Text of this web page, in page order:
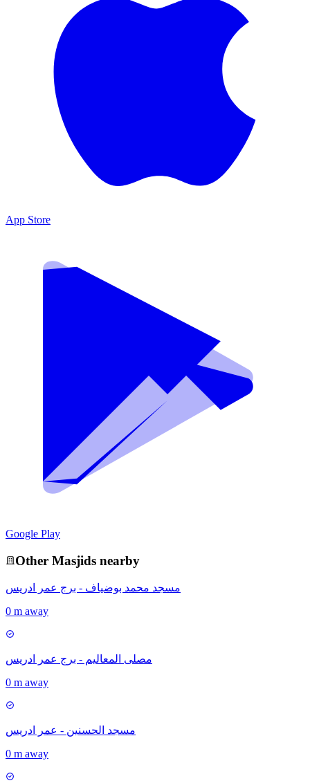
App Store
Google Play
Other Masjids nearby
مسجد محمد بوضياف - برج عمر ادريس
0 m away
مصلى المعاليم - برج عمر ادريس
0 m away
مسجد الحسنين - عمر ادريس
0 m away